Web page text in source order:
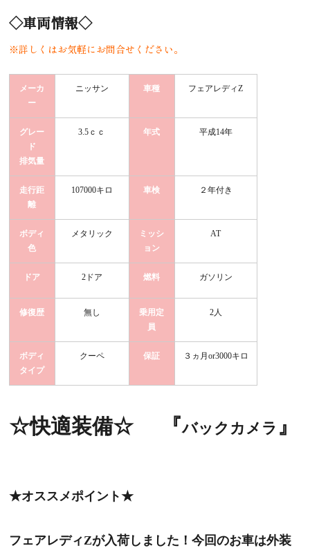
◇車両情報◇
※詳しくはお気軽にお問合せください。
メーカ
ー
ニッサン 車種 フェアレディZ
グレー
ド
排気量
3.5ｃｃ 年式 平成14年
走行距
離
107000キロ 車検 ２年付き
ボディ
色
メタリック
ミッシ
ョン
AT
ドア 2ドア 燃料 ガソリン
修復歴 無し
乗用定
員
2人
ボディ
タイプ
クーペ 保証 ３ヵ月or3000キロ
☆快適装備☆ 『バックカメラ 』
★オススメポイント★
フェアレディZが入荷しました！今回のお車は外装